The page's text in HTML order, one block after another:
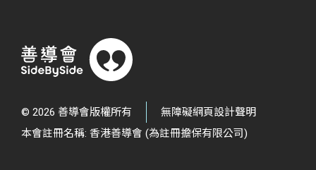
© 2026 善導會版權所有
無障礙網頁設計聲明
本會註冊名稱: 香港善導會 (為註冊擔保有限公司)